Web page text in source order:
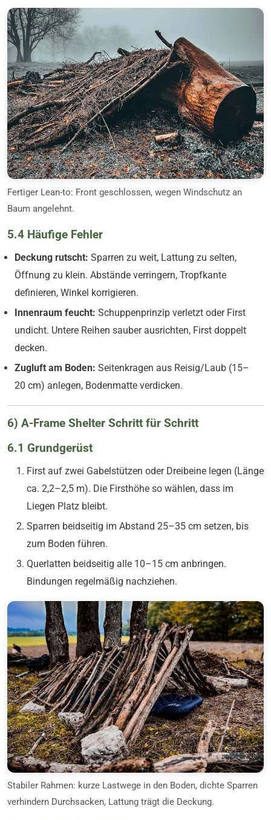
Fertiger Lean-to: Front geschlossen, wegen Windschutz an
Baum angelehnt.
5.4 Häufige Fehler
Deckung rutscht: Sparren zu weit, Lattung zu selten,
Öffnung zu klein. Abstände verringern, Tropfkante
definieren, Winkel korrigieren.
Innenraum feucht: Schuppenprinzip verletzt oder First
undicht. Untere Reihen sauber ausrichten, First doppelt
decken.
Zugluft am Boden: Seitenkragen aus Reisig/Laub (15–
20 cm) anlegen, Bodenmatte verdicken.
6) A-Frame Shelter Schritt für Schritt
6.1 Grundgerüst
First auf zwei Gabelstützen oder Dreibeine legen (Länge
ca. 2,2–2,5 m). Die Firsthöhe so wählen, dass im
Liegen Platz bleibt.
Sparren beidseitig im Abstand 25–35 cm setzen, bis
zum Boden führen.
Querlatten beidseitig alle 10–15 cm anbringen.
Bindungen regelmäßig nachziehen.
Stabiler Rahmen: kurze Lastwege in den Boden, dichte Sparren
verhindern Durchsacken, Lattung trägt die Deckung.